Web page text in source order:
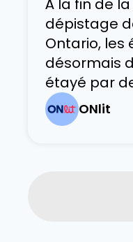
maternelle
À la fin de
dépistage
Ontario, les
désormais
étayé par
probantes,
littératie
ONlit